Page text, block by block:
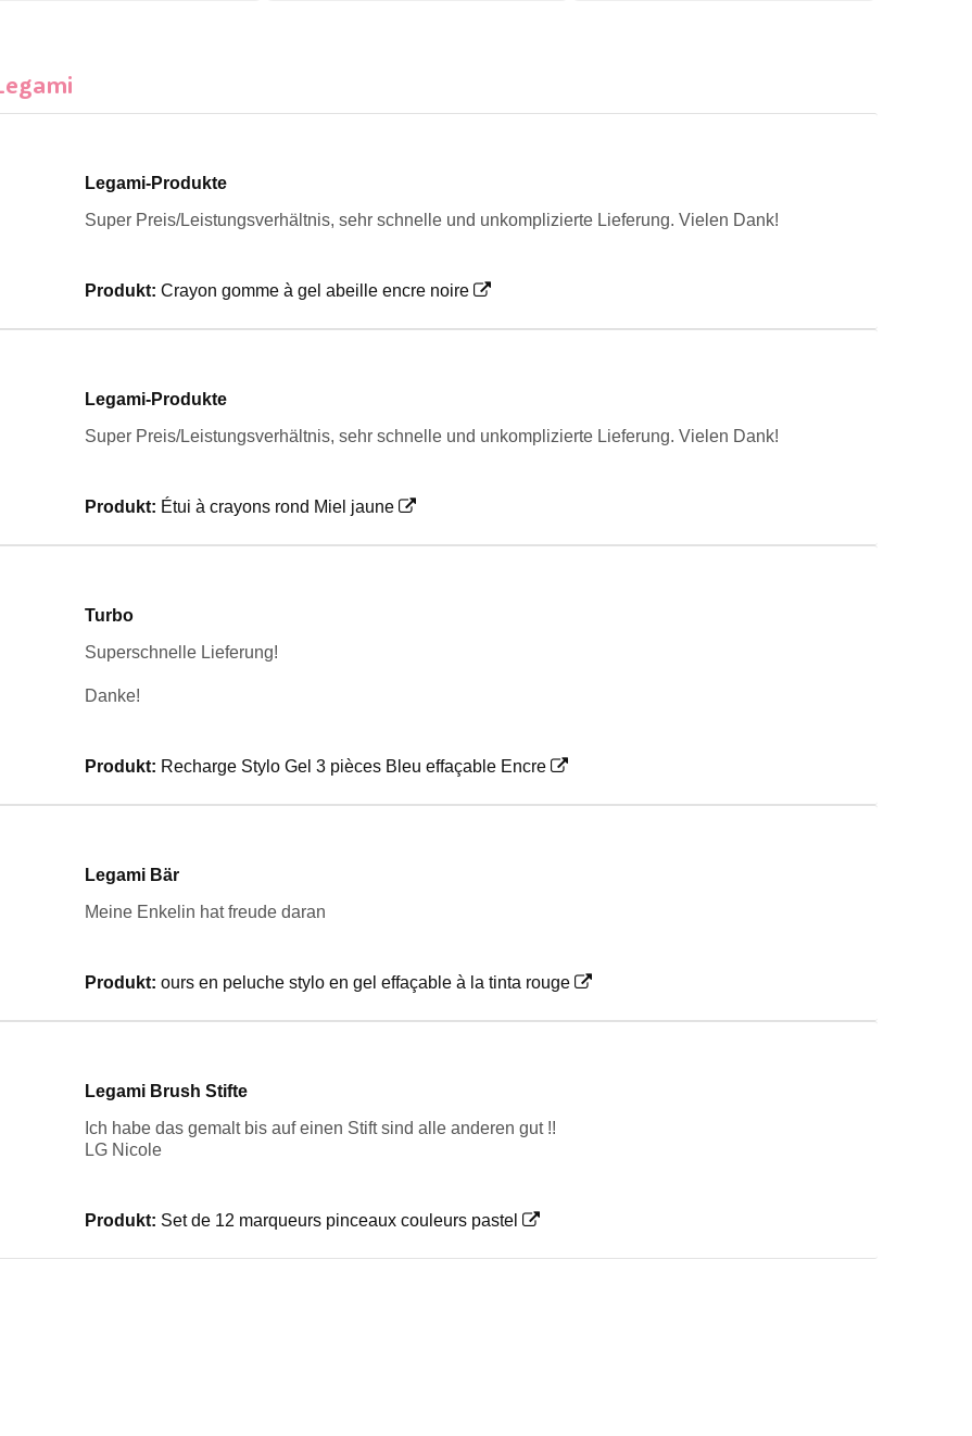
Legami-Produkte
Super Preis/Leistungsverhältnis, sehr schnelle und unkomplizierte Lieferung. Vielen Dank!
Produkt:Crayon gomme à gel abeille encre noire
Legami-Produkte
Super Preis/Leistungsverhältnis, sehr schnelle und unkomplizierte Lieferung. Vielen Dank!
Produkt: Étui à crayons rond Miel jaune
Turbo
Superschnelle Lieferung!
Danke!
Produkt: Recharge Stylo Gel 3 pièces Bleu effaçable Encre
Legami Bär
Meine Enkelin hat freude daran
Produkt:ours en peluche stylo en gel effaçable à la tinta rouge
Legami Brush Stifte
Ich habe das gemalt bis auf einen Stift sind alle anderen gut !!
LG Nicole
Produkt: Set de 12 marqueurs pinceaux couleurs pastel